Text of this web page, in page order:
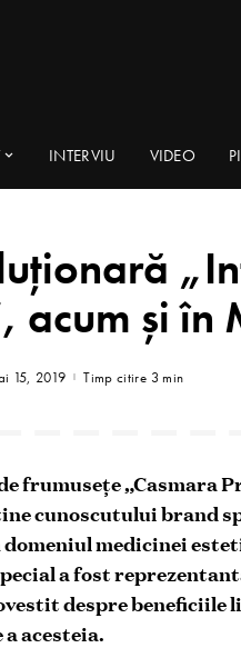
INTERVIU VIDEO
acum şi în
15, 2019 Timp citire 3 min
frumuseţe „Casmara
cunoscutuluibrand
medicinei
a fost
despre
acesteia.